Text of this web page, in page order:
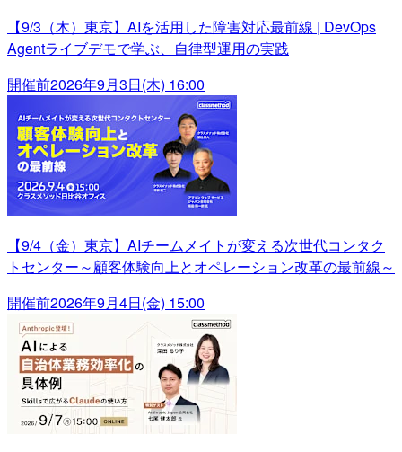
【9/3（木）東京】AIを活用した障害対応最前線 | DevOps
Agentライブデモで学ぶ、自律型運用の実践
開催前2026年9月3日(木) 16:00
【9/4（金）東京】AIチームメイトが変える次世代コンタク
トセンター～顧客体験向上とオペレーション改革の最前線～
開催前2026年9月4日(金) 15:00